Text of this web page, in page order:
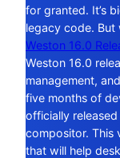
for granted. It’s
legacy code.
Weston 16.0
Weston 16.0
management,
five months of
officially
compositor. This
that will help